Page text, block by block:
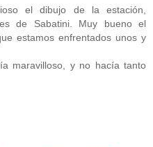
el dibujo de la estación,
de Sabatini. Muy bueno el
estamos enfrentados unos y
maravilloso, y no hacía tanto